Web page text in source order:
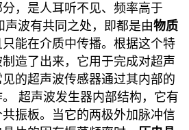
，是人耳听不见、频率高于
声波有共同之处，即都是由物质
能在介质中传播。根据这个特
造了出来，它用于完成对超声
的超声波传感器通过其内部的
超声波发生器内部结构，它有
振板。当它的两极外加脉冲信